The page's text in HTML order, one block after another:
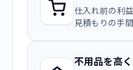
仕入れ前の利
見積もりの手
不用品を高